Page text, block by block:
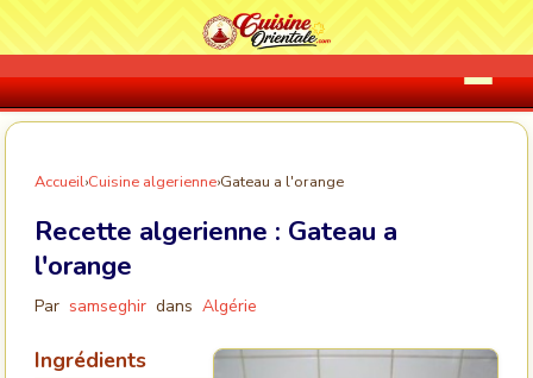
Accueil›Cuisine algerienne›Gateau a l'orange
Recette algerienne : Gateau a
l'orange
Par samseghir dans Algérie
Ingrédients